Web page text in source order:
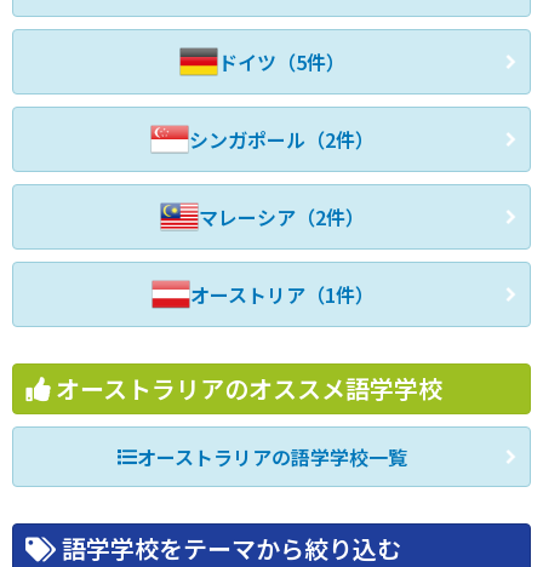
ドイツ（5件）
シンガポール（2件）
マレーシア（2件）
オーストリア（1件）
オーストラリアのオススメ語学学校
オーストラリアの語学学校一覧
語学学校をテーマから絞り込む